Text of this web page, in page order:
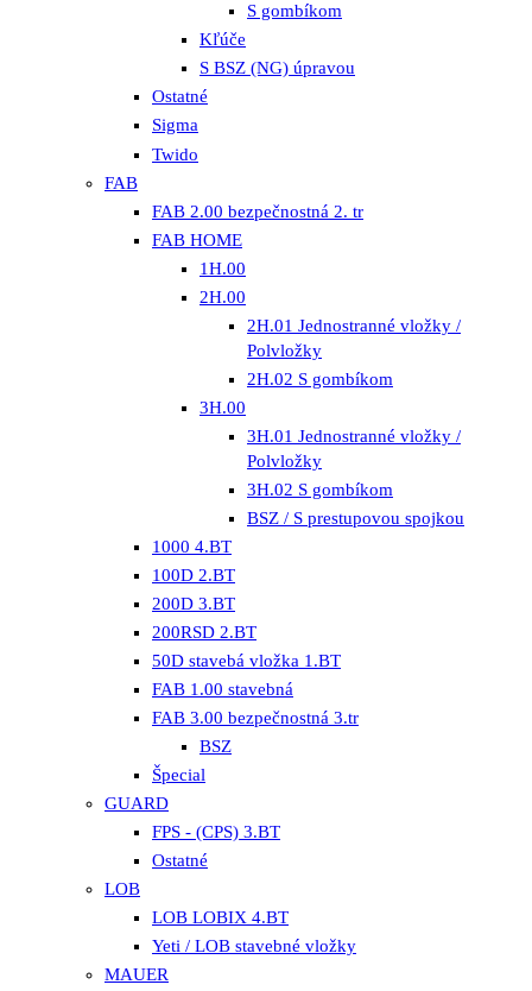
S gombíkom
Kľúče
S BSZ (NG) úpravou
Ostatné
Sigma
Twido
FAB
FAB 2.00 bezpečnostná 2. tr
FAB HOME
1H.00
2H.00
2H.01 Jednostranné vložky /
Polvložky
2H.02 S gombíkom
3H.00
3H.01 Jednostranné vložky /
Polvložky
3H.02 S gombíkom
BSZ / S prestupovou spojkou
1000 4.BT
100D 2.BT
200D 3.BT
200RSD 2.BT
50D stavebá vložka 1.BT
FAB 1.00 stavebná
FAB 3.00 bezpečnostná 3.tr
BSZ
Špecial
GUARD
FPS - (CPS) 3.BT
Ostatné
LOB
LOB LOBIX 4.BT
Yeti / LOB stavebné vložky
MAUER